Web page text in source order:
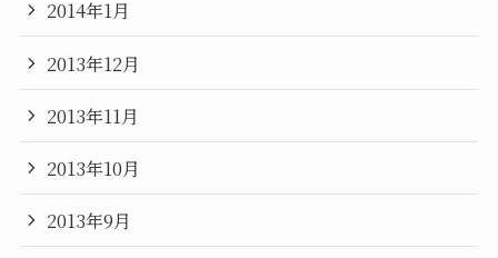
2014年1月
2013年12月
2013年11月
2013年10月
2013年9月